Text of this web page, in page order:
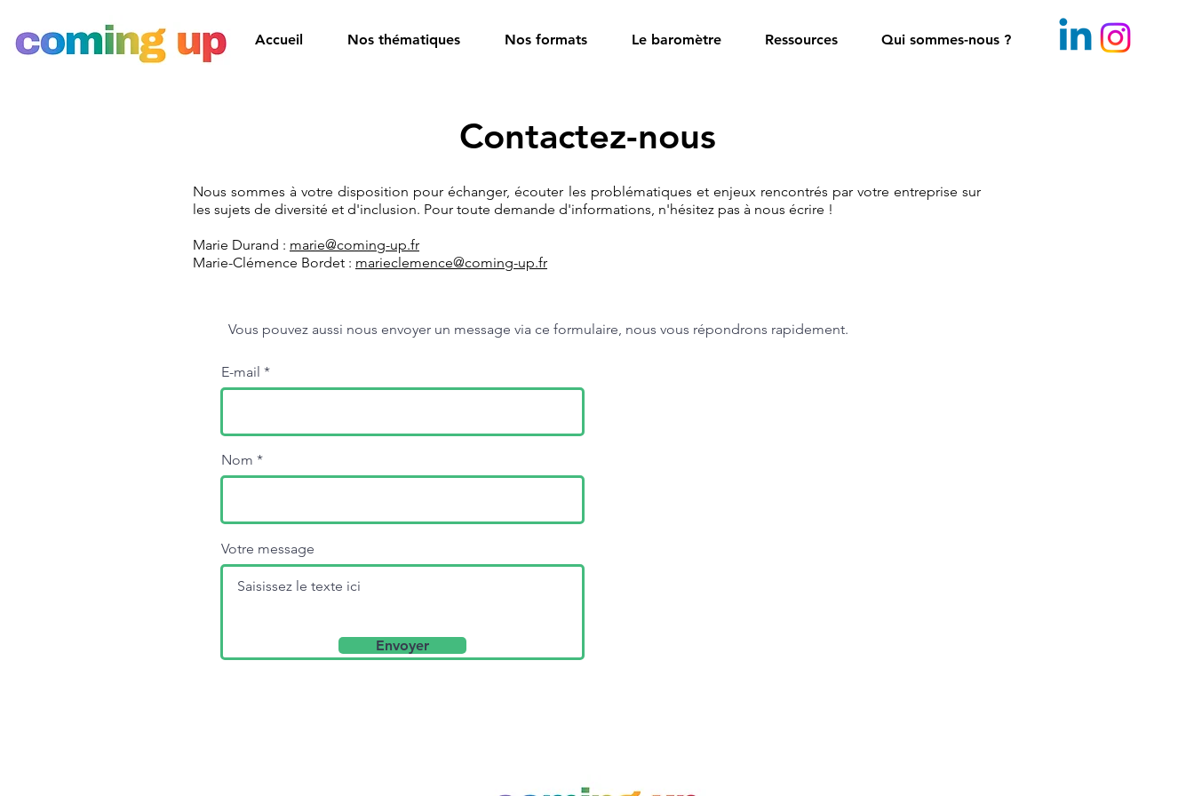
Accueil Nos thématiques Nos formats Le baromètre Ressources Qui sommes-nous ?
Contactez-nous
Nous sommes à votre disposition pour échanger, écouter les problématiques et enjeux rencontrés par votre entreprise sur
les sujets de diversité et d'inclusion. Pour toute demande d'informations, n'hésitez pas à nous écrire !
Marie Durand : marie@coming-up.fr
Marie-Clémence Bordet : marieclemence@coming-up.fr
Vous pouvez aussi nous envoyer un message via ce formulaire, nous vous répondrons rapidement.
E-mail
Nom
Votre message
Envoyer